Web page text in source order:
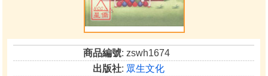
商品編號: zswh1674
出版社: 眾生文化